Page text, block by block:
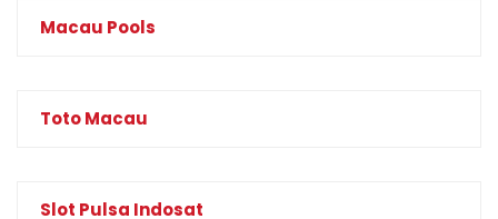
Macau Pools
Toto Macau
Slot Pulsa Indosat